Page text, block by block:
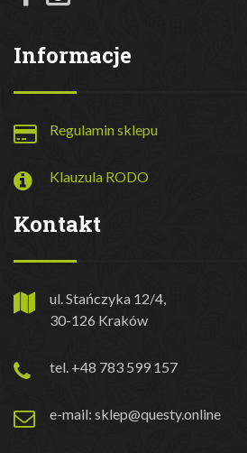
Informacje
Regulamin sklepu
Klauzula RODO
Kontakt
ul. Stańczyka 12/4,
30-126 Kraków
tel. +48 783 599 157
e-mail: sklep@questy.online